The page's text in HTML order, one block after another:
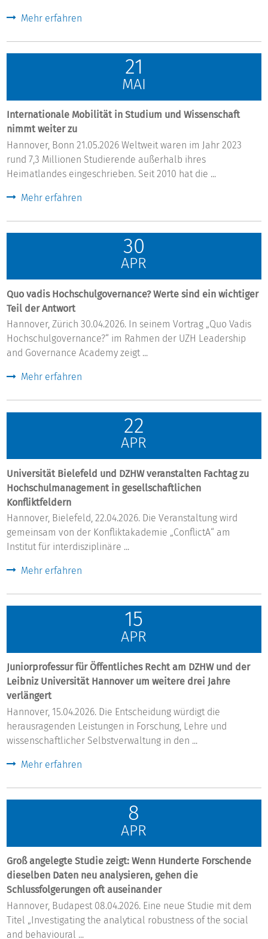
Mehr erfahren
21
MAI
Internationale Mobilität in Studium und Wissenschaft
nimmt weiter zu
Hannover, Bonn 21.05.2026 Weltweit waren im Jahr 2023
rund 7,3 Millionen Studierende außerhalb ihres
Heimatlandes eingeschrieben. Seit 2010 hat die ...
Mehr erfahren
30
APR
Quo vadis Hochschulgovernance? Werte sind ein wichtiger
Teil der Antwort
Hannover, Zürich 30.04.2026. In seinem Vortrag „Quo Vadis
Hochschulgovernance?“ im Rahmen der UZH Leadership
and Governance Academy zeigt ...
Mehr erfahren
22
APR
Universität Bielefeld und DZHW veranstalten Fachtag zu
Hochschulmanagement in gesellschaftlichen
Konfliktfeldern
Hannover, Bielefeld, 22.04.2026. Die Veranstaltung wird
gemeinsam von der Konfliktakademie „ConflictA“ am
Institut für interdisziplinäre ...
Mehr erfahren
15
APR
Juniorprofessur für Öffentliches Recht am DZHW und der
Leibniz Universität Hannover um weitere drei Jahre
verlängert
Hannover, 15.04.2026. Die Entscheidung würdigt die
herausragenden Leistungen in Forschung, Lehre und
wissenschaftlicher Selbstverwaltung in den ...
Mehr erfahren
8
APR
Groß angelegte Studie zeigt: Wenn Hunderte Forschende
dieselben Daten neu analysieren, gehen die
Schlussfolgerungen oft auseinander
Hannover, Budapest 08.04.2026. Eine neue Studie mit dem
Titel „Investigating the analytical robustness of the social
and behavioural ...